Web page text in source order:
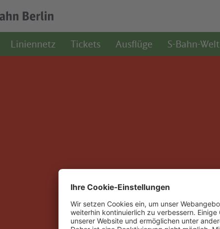
Liniennetz Tickets Ausflüge S-Bahn-Welt